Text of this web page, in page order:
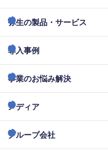
弥生の製品・サービス
導入事例
事業のお悩み解決
メディア
グループ会社